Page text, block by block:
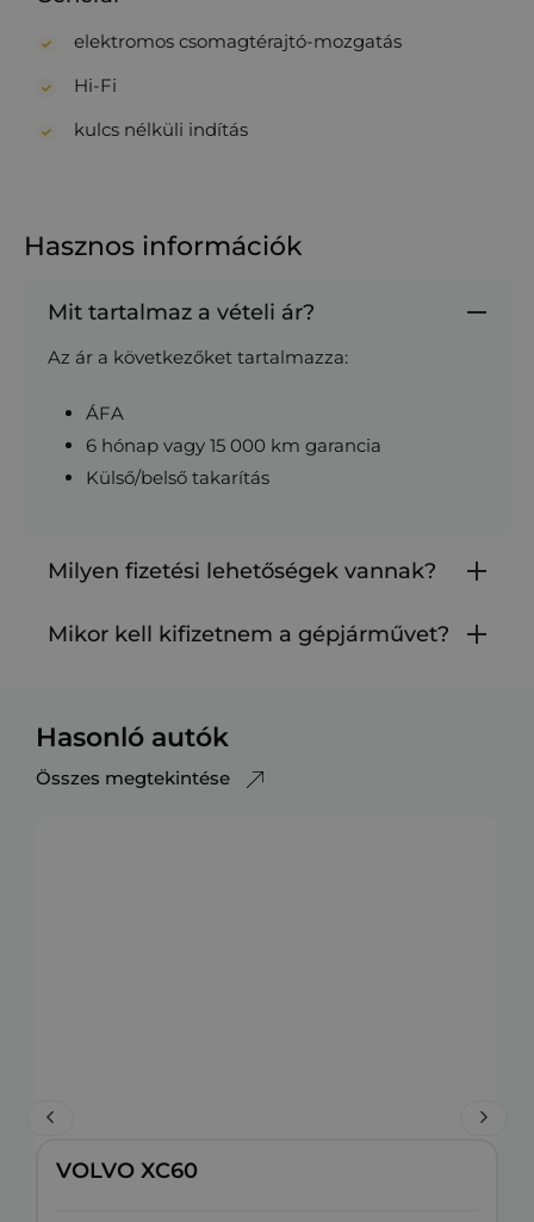
elektromos csomagtérajtó-mozgatás
Hi-Fi
kulcs nélküli indítás
Hasznos információk
Mit tartalmaz a vételi ár?
Az ár a következőket tartalmazza:
ÁFA
6 hónap vagy 15 000 km garancia
Külső/belső takarítás
Milyen fizetési lehetőségek vannak?
Mikor kell kifizetnem a gépjárművet?
Hasonló autók
Összes megtekintése
VOLVO XC60